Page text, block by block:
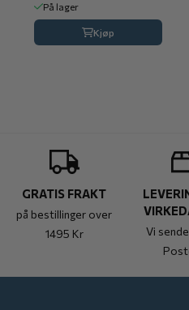
På lager
Kjøp
GRATIS FRAKT
på bestillinger over
1495 Kr
Vi